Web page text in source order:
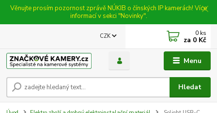
Věnujte prosím pozornost zprávě NÚKIB o čínských IP kamerách! Více
informací v sekci "Novinky".
Menu
CZK
Hledat
0 ks
za 0 Kč